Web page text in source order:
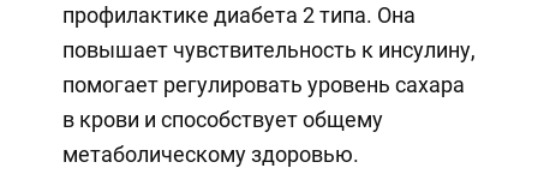
профилактике диабета 2 типа. Она
повышает чувствительность к инсулину,
помогает регулировать уровень сахара
в крови и способствует общему
метаболическому здоровью.